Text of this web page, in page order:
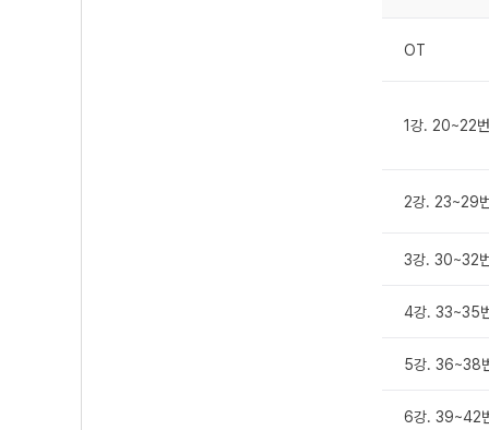
OT
1강. 20~22번
2강. 23~29
3강. 30~32
4강. 33~35
5강. 36~38
6강. 39~42